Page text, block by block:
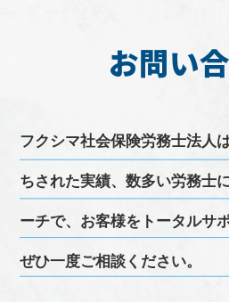
お問い
フクシマ社会保険労務士法人
ちされた実績、数多い労務士
ーチで、お客様をトータルサ
ぜひ一度ご相談ください。